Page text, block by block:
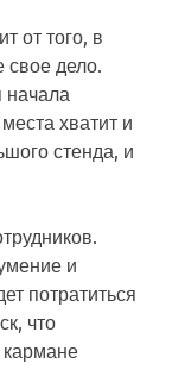
от того, в
дело.
хватит и
стенда, и
и
потратиться
что
кармане